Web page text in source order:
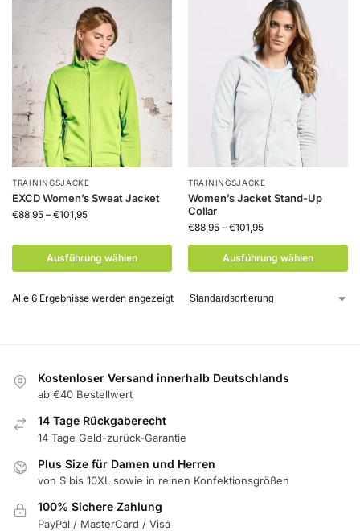
TRAININGSJACKE
EXCD Women’s Sweat Jacket
€88,95 – €101,95
Ausführung wählen
TRAININGSJACKE
Women’s Jacket Stand-Up
Collar
€88,95 – €101,95
Ausführung wählen
Alle 6 Ergebnisse werden angezeigt
Kostenloser Versand innerhalb Deutschlands
ab €40 Bestellwert
14 Tage Rückgaberecht
14 Tage Geld-zurück-Garantie
Plus Size für Damen und Herren
von S bis 10XL sowie in reinen Konfektionsgrößen
100% Sichere Zahlung
PayPal / MasterCard / Visa